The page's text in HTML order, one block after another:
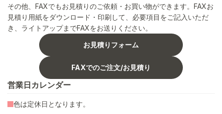
その他、FAXでもお見積りのご依頼・お買い物ができます。FAXお
見積り用紙をダウンロード・印刷して、必要項目をご記入いただ
き、ライトアップまでFAXをお送りください。
お見積りフォーム
FAXでのご注文/お見積り
営業日カレンダー
色は定休日となります。